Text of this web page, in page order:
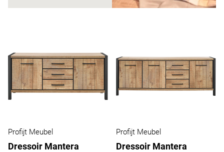
Profijt Meubel
Dressoir Mantera
Profijt Meubel
Dressoir Mantera